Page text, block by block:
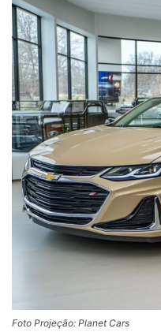
Foto Projeção: Planet Cars